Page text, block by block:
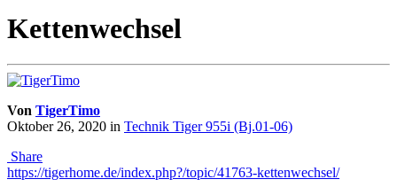
Kettenwechsel
Von TigerTimo
Oktober 26, 2020 in Technik Tiger 955i (Bj.01-06)
Share
https://tigerhome.de/index.php?/topic/41763-kettenwechsel/